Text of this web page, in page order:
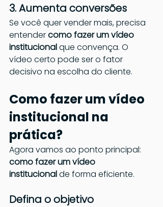
3. Aumenta conversões
Se você quer vender mais, precisa
entender como fazer um vídeo
institucional que convença. O
vídeo certo pode ser o fator
decisivo na escolha do cliente.
Como fazer um vídeo
institucional na
prática?
Agora vamos ao ponto principal:
como fazer um vídeo
institucional de forma eficiente.
Defina o objetivo